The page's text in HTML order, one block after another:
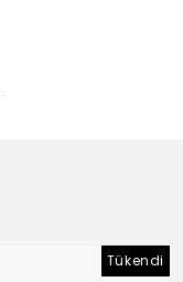
Tükendi